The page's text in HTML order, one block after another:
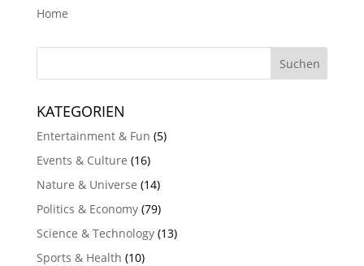
Home
KATEGORIEN
Entertainment & Fun (5)
Events & Culture (16)
Nature & Universe (14)
Politics & Economy(79)
Science & Technology(13)
Sports & Health (10)